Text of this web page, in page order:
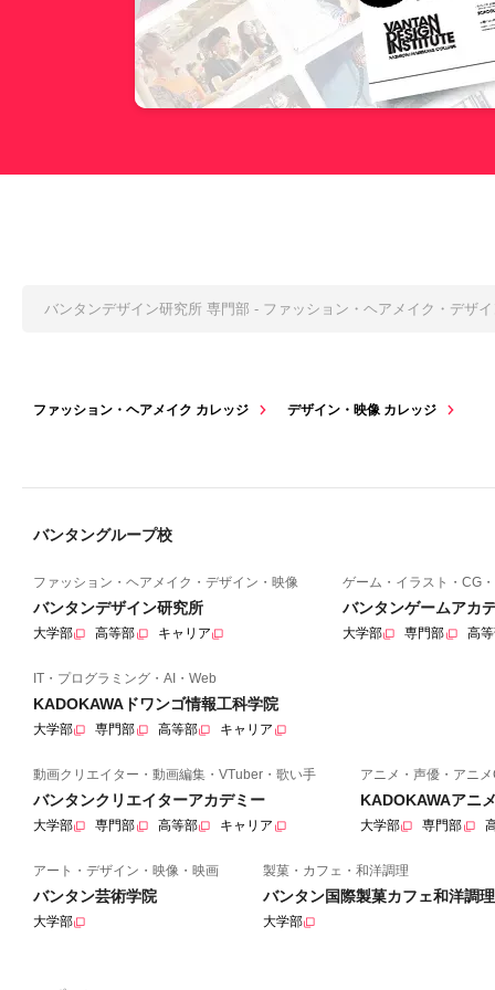
バンタンデザイン研究所 専門部 - ファッション・ヘアメイク・デザ
ファッション・ヘアメイク カレッジ デザイン・映像 カレッジ
バンタングループ校
ファッション・ヘアメイク・デザイン・映像
バンタンデザイン研究所
大学部 高等部 キャリア
ゲーム・イラスト・CG
バンタンゲームアカ
大学部 専門部 高
IT・プログラミング・AI・Web
KADOKAWAドワンゴ情報工科学院
大学部 専門部 高等部 キャリア
動画クリエイター・動画編集・VTuber・歌い手
バンタンクリエイターアカデミー
大学部 専門部 高等部 キャリア
アニメ・声優・アニ
KADOKAWAアニ
大学部 専門部
アート・デザイン・映像・映画
バンタン芸術学院
大学部
製菓・カフェ・和洋調理
バンタン国際製菓カフェ和洋調
大学部